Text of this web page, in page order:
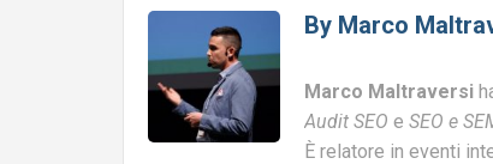
By Marco
Marco Maltraversi
Audit SEO e SEO e
È relatore in eventi